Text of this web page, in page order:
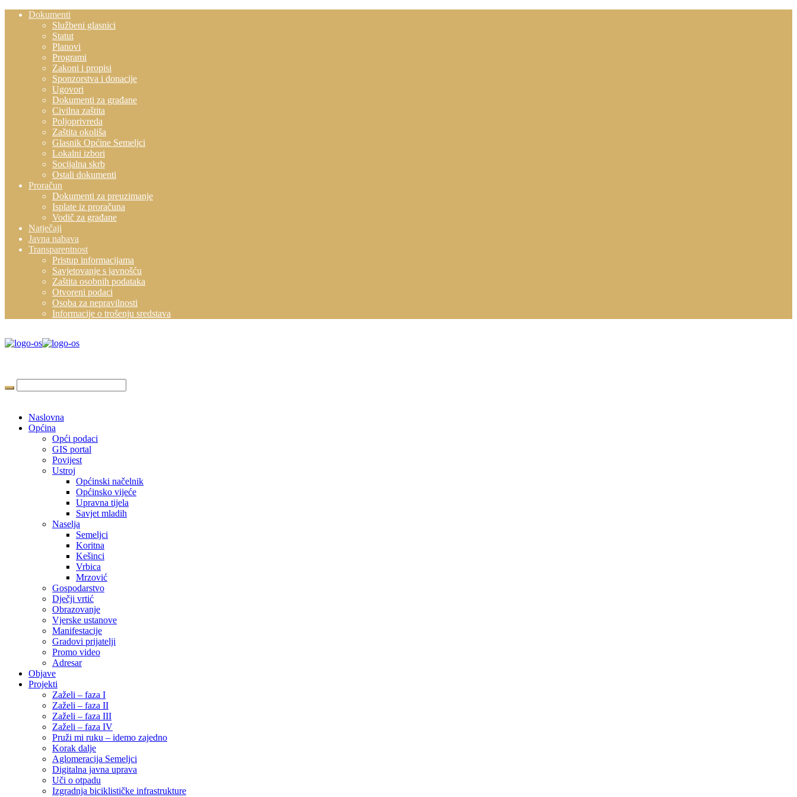
Dokumenti
Službeni glasnici
Statut
Planovi
Programi
Zakoni i propisi
Sponzorstva i donacije
Ugovori
Dokumenti za građane
Civilna zaštita
Poljoprivreda
Zaštita okoliša
Glasnik Općine Semeljci
Lokalni izbori
Socijalna skrb
Ostali dokumenti
Proračun
Dokumenti za preuzimanje
Isplate iz proračuna
Vodič za građane
Natječaji
Javna nabava
Transparentnost
Pristup informacijama
Savjetovanje s javnošću
Zaštita osobnih podataka
Otvoreni podaci
Osoba za nepravilnosti
Informacije o trošenju sredstava
Naslovna
Općina
Opći podaci
GIS portal
Povijest
Ustroj
Općinski načelnik
Općinsko vijeće
Upravna tijela
Savjet mladih
Naselja
Semeljci
Koritna
Kešinci
Vrbica
Mrzović
Gospodarstvo
Dječji vrtić
Obrazovanje
Vjerske ustanove
Manifestacije
Gradovi prijatelji
Promo video
Adresar
Objave
Projekti
Zaželi – faza I
Zaželi – faza II
Zaželi – faza III
Zaželi – faza IV
Pruži mi ruku – idemo zajedno
Korak dalje
Aglomeracija Semeljci
Digitalna javna uprava
Uči o otpadu
Izgradnja biciklističke infrastrukture